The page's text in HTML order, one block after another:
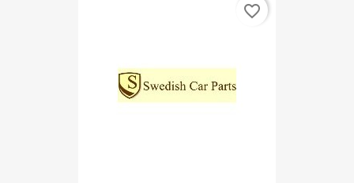
favorite_border